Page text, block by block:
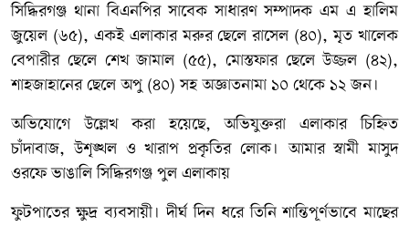
সিদ্ধিরগঞ্জ থানা বিএনপির সাবেক সাধারণ সম্পাদক এম এ হালিম
জুয়েল (৬৫), একই এলাকার মরুর ছেলে রাসেল (৪০), মৃত খালেক
বেপারীর ছেলে শেখ জামাল (৫৫), মোস্তফার ছেলে উজ্জল (৪২),
শাহজাহানের ছেলে অপু (৪০) সহ অজ্ঞাতনামা ১০ থেকে ১২ জন।
অভিযোগে উল্লেখ করা হয়েছে, অভিযুক্তরা এলাকার চিহ্নিত
চাঁদাবাজ, উশৃঙ্খল ও খারাপ প্রকৃতির লোক। আমার স্বামী মাসুদ
ওরফে ভাঙালি সিদ্ধিরগঞ্জ পুল এলাকায়
ফুটপাতের ক্ষুদ্র ব্যবসায়ী। দীর্ঘ দিন ধরে তিনি শান্তিপূর্ণভাবে মাছের